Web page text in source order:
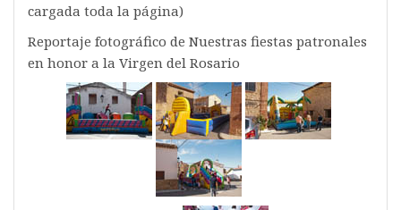
cargada toda la página)
Reportaje fotográfico de Nuestras fiestas patronales
en honor a la Virgen del Rosario